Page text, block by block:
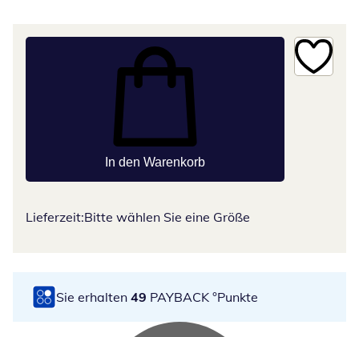
In den Warenkorb
Lieferzeit:Bitte wählen Sie eine Größe
Sie erhalten 49 PAYBACK °Punkte